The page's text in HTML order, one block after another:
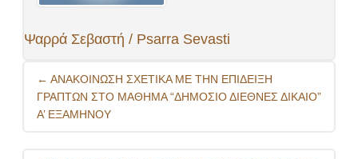
Ψαρρά Σεβαστή / Psarra Sevasti
Post
navigation
← ΑΝΑΚΟΙΝΩΣΗ ΣΧΕΤΙΚΑ ΜΕ ΤΗΝ ΕΠΙΔΕΙΞΗ
ΓΡΑΠΤΩΝ ΣΤΟ ΜΑΘΗΜΑ “ΔΗΜΟΣΙΟ ΔΙΕΘΝΕΣ ΔΙΚΑΙΟ”
Α’ ΕΞΑΜΗΝΟΥ